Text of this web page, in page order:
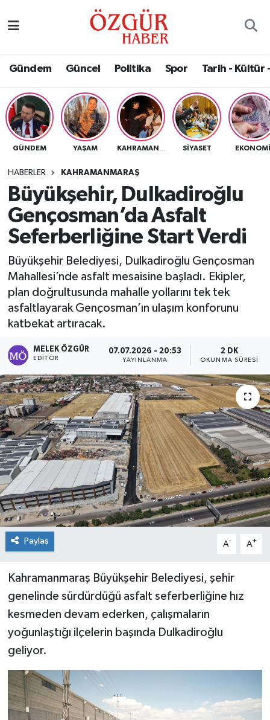
Gündem Güncel Politika Spor Tarih - Kültür
GÜNDEM YAŞAM SIYASET EKONOMI
HABERLER KAHRAMANMARAŞ
Büyükşehir, Dulkadiroğlu
Gençosman’da Asfalt
Seferberliğine Start Verdi
Büyükşehir Belediyesi, Dulkadiroğlu Gençosman
Mahallesi’nde asfalt mesaisine başladı. Ekipler,
plan doğrultusunda mahalle yollarını tek tek
asfaltlayarak Gençosman’ın ulaşım konforunu
katbekat artıracak.
MELEK ÖZGÜR
EDITÖR
07.07.2026 - 20:53
YAYINLANMA
2 DK
OKUNMA SÜRESI
Paylaş A- A+
Kahramanmaraş Büyükşehir Belediyesi, şehir
genelinde sürdürdüğü asfalt seferberliğine hız
kesmeden devam ederken, çalışmaların
yoğunlaştığı ilçelerin başında Dulkadiroğlu
geliyor.
Eğitim
Ekonomi
Güncel
Gündem
Magazin
Politika
Sağlık
Spor
Tarih - Kültür - Sanat - Turizm
Yaşam
Nöbetçi Eczaneler
Namaz Vakitleri
Trafik Durumu
Süper Lig Puan Durumu ve Fikstür
Tüm Manşetler
Son Dakika Haberleri
Haber Arşivi